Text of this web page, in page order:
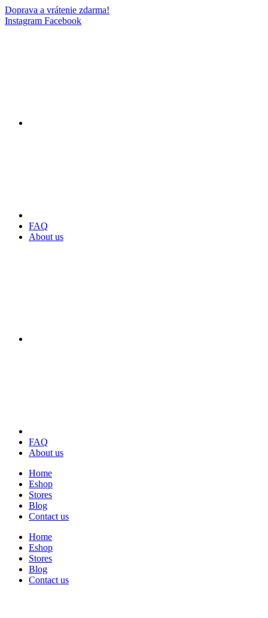
Doprava a vrátenie zdarma!
Instagram Facebook
FAQ
About us
FAQ
About us
Home
Eshop
Stores
Blog
Contact us
Home
Eshop
Stores
Blog
Contact us